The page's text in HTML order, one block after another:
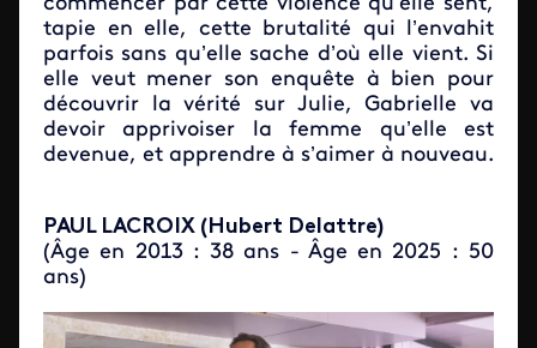
tapie en elle, cette brutalité qui l’envahit
parfois sans qu’elle sache d’où elle vient. Si
elle veut mener son enquête à bien pour
découvrir la vérité sur Julie, Gabrielle va
devoir apprivoiser la femme qu’elle est
devenue, et apprendre à s’aimer à nouveau.
PAUL LACROIX (Hubert Delattre)
(Âge en 2013 : 38 ans - Âge en 2025 : 50
ans)